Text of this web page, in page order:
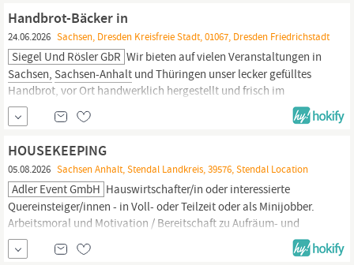
Benefits Unbefristetes
Handbrot-Bäcker in
24.06.2026 Sachsen, Dresden Kreisfreie Stadt, 01067, Dresden Friedrichstadt
Siegel Und Rösler GbR Wir bieten auf vielen Veranstaltungen in
Sachsen, Sachsen-Anhalt und Thüringen unser lecker gefülltes
Handbrot, vor Ort handwerklich hergestellt und frisch im
Holzofen gebacken, an. AUFGABEN Für die Herstellung unseres
Handbrotes suchen wir interessierte Menschen, die gern mit Teig
HOUSEKEEPING
05.08.2026 Sachsen Anhalt, Stendal Landkreis, 39576, Stendal Location
Adler Event GmbH Hauswirtschafter/in oder interessierte
Quereinsteiger/innen - in Voll- oder Teilzeit oder als Minijobber.
Arbeitsmoral und Motivation / Bereitschaft zu Aufräum- und
Reinigungsarbeiten / körperliche Leistungsfähigkeit und
Gesundheit / Gründliche Arbeitsweise und vernünftiges Auftreten /